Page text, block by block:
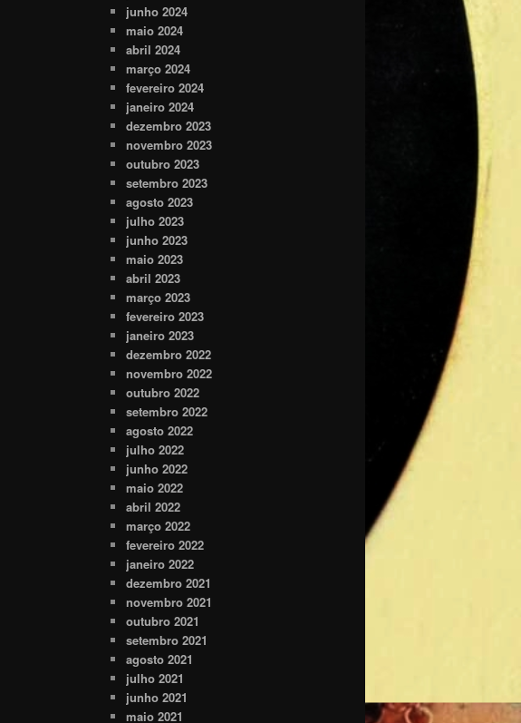
junho 2024
maio 2024
abril 2024
março 2024
fevereiro 2024
janeiro 2024
dezembro 2023
novembro 2023
outubro 2023
setembro 2023
agosto 2023
julho 2023
junho 2023
maio 2023
abril 2023
março 2023
fevereiro 2023
janeiro 2023
dezembro 2022
novembro 2022
outubro 2022
setembro 2022
agosto 2022
julho 2022
junho 2022
maio 2022
abril 2022
março 2022
fevereiro 2022
janeiro 2022
dezembro 2021
novembro 2021
outubro 2021
setembro 2021
agosto 2021
julho 2021
junho 2021
maio 2021